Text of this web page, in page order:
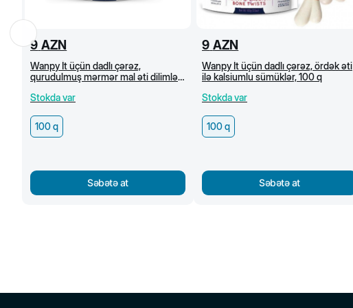
9 AZN
Wanpy İt üçün dadlı çərəz,
qurudulmuş mərmər mal əti dilimləri,
Stokda var
100 q
Səbətə at
9 AZN
Wanpy İt üçün dadlı çərəz, ördək əti
ilə kalsiumlu sümüklər, 100 q
Stokda var
100 q
Səbətə at